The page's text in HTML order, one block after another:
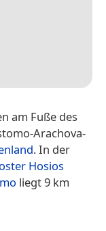
am Fuße des
Arachova-
. In der
Hosios
liegt 9 km